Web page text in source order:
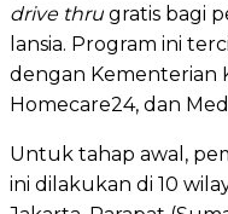
drive thru gratis bagi
lansia. Program ini
dengan Kementerian
Homecare24, dan
Untuk tahap awal,
ini dilakukan di 10